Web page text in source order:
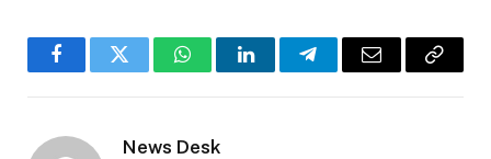
FacebookTwitter WhatsAppLinkedInTelegramEmail
Copy
News Desk